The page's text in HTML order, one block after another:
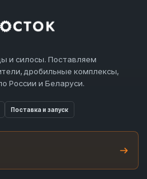
и силосы. Поставляем
дробильные комплексы,
России и Беларуси.
Поставка и запуск